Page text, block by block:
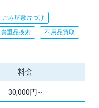
ごみ屋敷片づけ
貴重品捜索
不用品買取
料金
30,000円~